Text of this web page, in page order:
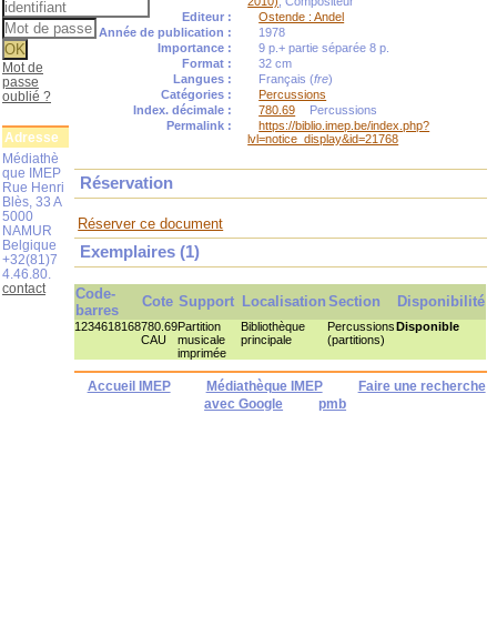
Editeur :
Ostende : Andel
Année de publication :
1978
Importance :
9 p.+ partie séparée 8 p.
Format :
32 cm
Langues :
Français (fre)
Catégories :
Percussions
Index. décimale :
780.69
Percussions
Permalink :
https://biblio.imep.be/index.php?
lvl=notice_display&id=21768
Réservation
Réserver ce document
Exemplaires (1)
Code-
barres
Cote Support Localisation Section Disponibilité
1234618168780.69
CAU
Partition
musicale
imprimée
Bibliothèque
principale
Percussions
(partitions)
Disponible
Accueil IMEP Médiathèque IMEP
Faire une recherche
avec Google
pmb
Mot de
passe
oublié ?
Adresse
Médiathè
que IMEP
Rue Henri
Blès, 33 A
5000
NAMUR
Belgique
+32(81)7
4.46.80.
contact